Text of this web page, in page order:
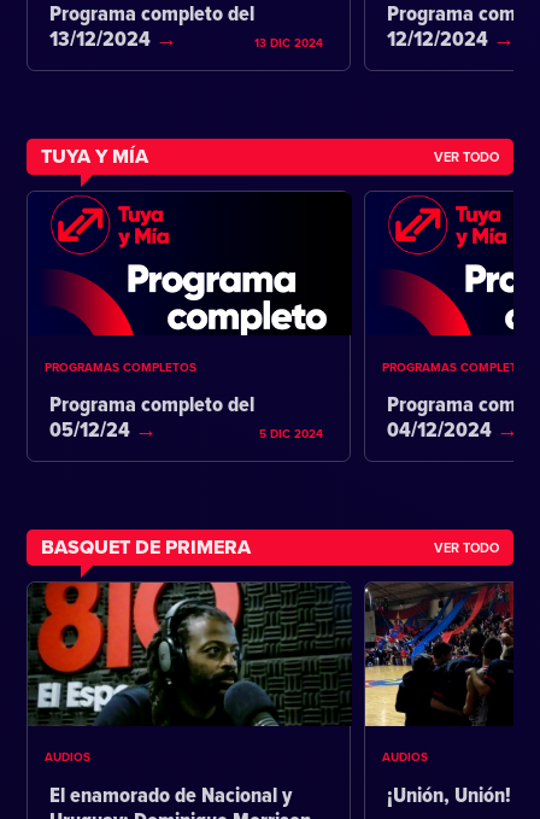
Programa completo del
13/12/2024
13 DIC 2024
Programa
12/12/2024
TUYA Y MÍA VER TODO
PROGRAMAS COMPLETOS
Programa completo del
05/12/24
5 DIC 2024
PROGRAMAS COMPLETOS
Programa
04/12/2024
BASQUET DE PRIMERA VER TODO
AUDIOS
El enamorado de Nacional y
AUDIOS
¡Unión, Unión!